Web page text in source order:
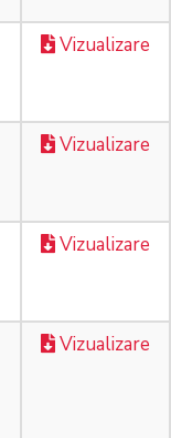
Vizualizare
Vizualizare
Vizualizare
Vizualizare